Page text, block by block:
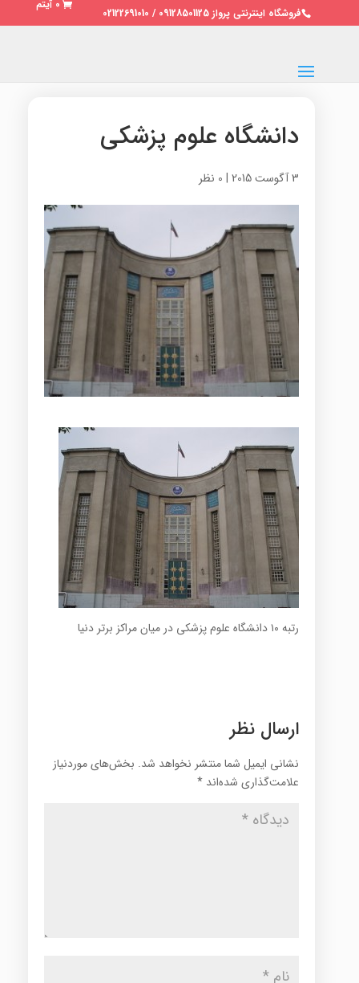
فروشگاه اینترنتی پرواز 09128501125 / 02122691010
0 آیتم
دانشگاه علوم پزشکی
3 آگوست 2015 | 0 نظر
رتبه‌ ۱۰ دانشگاه علوم پزشکی در میان مراکز برتر دنیا
ارسال نظر
نشانی ایمیل شما منتشر نخواهد شد. بخش‌های موردنیاز
علامت‌گذاری شده‌اند *